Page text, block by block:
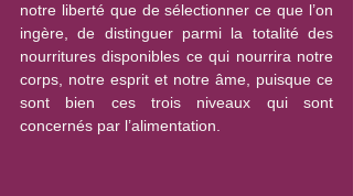
notre liberté que de sélectionner ce que l’on
ingère, de distinguer parmi la totalité des
nourritures disponibles ce qui nourrira notre
corps, notre esprit et notre âme, puisque ce
sont bien ces trois niveaux qui sont
concernés par l’alimentation.